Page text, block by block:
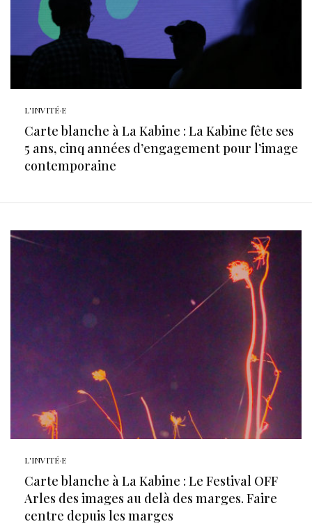
L'INVITÉ·E
Carte blanche à La Kabine : La Kabine fête ses
5 ans, cinq années d’engagement pour l’image
contemporaine
L'INVITÉ·E
Carte blanche à La Kabine : Le Festival OFF
Arles des images au delà des marges. Faire
centre depuis les marges